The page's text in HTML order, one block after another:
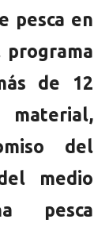
pesca en
programa
de 12
del
medio
pesca